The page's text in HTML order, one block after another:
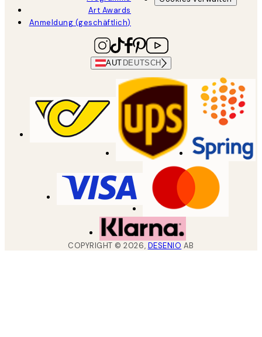
Art Awards
Anmeldung (geschäftlich)
AUT DEUTSCH
COPYRIGHT ©2026, DESENIO AB